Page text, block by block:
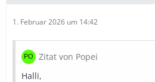
1. Februar 2026 um 14:42
Zitat von Popei
Halli,